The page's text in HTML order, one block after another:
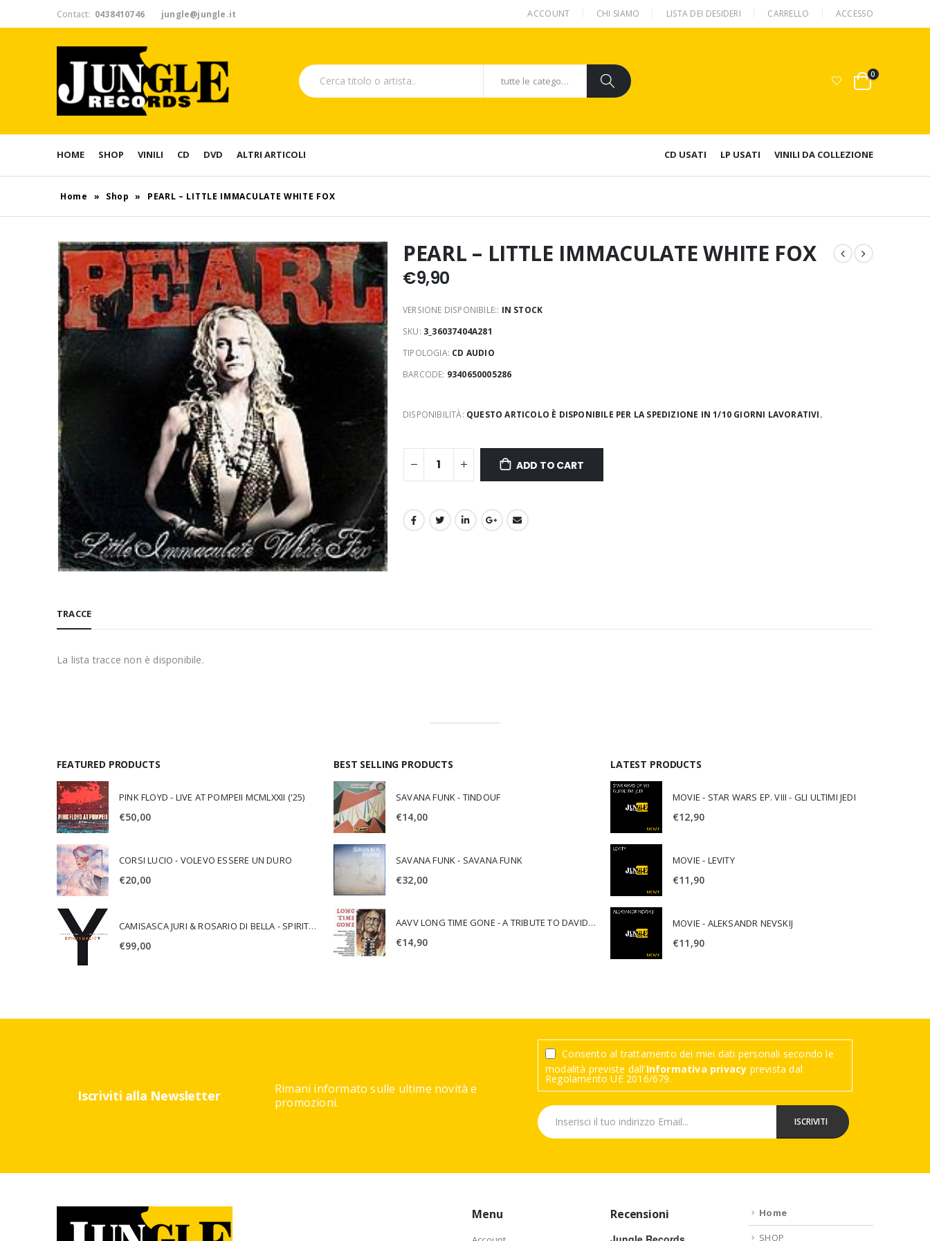
Contact: 0438410746 jungle@jungle.it ACCOUNT CHI SIAMO LISTA DEI DESIDERI CARRELLO ACCESSO
tutte le categorie
0
HOME SHOP VINILI CD DVD ALTRI ARTICOLI CD USATI LP USATI VINILI DA COLLEZIONE
Home » Shop » PEARL – LITTLE IMMACULATE WHITE FOX
PEARL – LITTLE IMMACULATE WHITE FOX
€9,90
VERSIONE DISPONIBILE:: IN STOCK
SKU: 3_36037404A281
TIPOLOGIA: CD AUDIO
BARCODE: 9340650005286
DISPONIBILITÀ: QUESTO ARTICOLO È DISPONIBILE PER LA SPEDIZIONE IN 1/10 GIORNI LAVORATIVI.
ADD TO CART
TRACCE
La lista tracce non è disponibile.
FEATURED PRODUCTS
PINK FLOYD - LIVE AT POMPEII MCMLXXII ('25)
€50,00
CORSI LUCIO - VOLEVO ESSERE UN DURO
€20,00
CAMISASCA JURI & ROSARIO DI BELLA - SPIRITUALITY
€99,00
BEST SELLING PRODUCTS
SAVANA FUNK - TINDOUF
€14,00
SAVANA FUNK - SAVANA FUNK
€32,00
AAVV LONG TIME GONE - A TRIBUTE TO DAVID CROSBY
€14,90
LATEST PRODUCTS
MOVIE - STAR WARS EP. VIII - GLI ULTIMI JEDI
€12,90
MOVIE - LEVITY
€11,90
MOVIE - ALEKSANDR NEVSKIJ
€11,90
Iscriviti alla Newsletter
Rimani informato sulle ultime novità e
promozioni.
Consento al trattamento dei miei dati personali secondo le
modalità previste dall'Informativa privacy prevista dal
Regolamento UE 2016/679.
Menu Recensioni
Home
SHOP